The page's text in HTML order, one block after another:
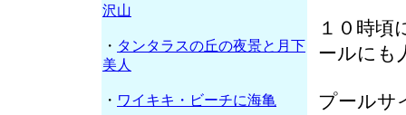
１０時頃
ールにも
プールサ
沢山
・ タンタラスの丘の夜景と月下
美人
・ ワイキキ・ビーチに海亀